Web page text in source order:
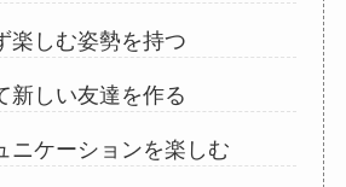
楽しむ姿勢を持つ
新しい友達を作る
ニケーションを楽しむ